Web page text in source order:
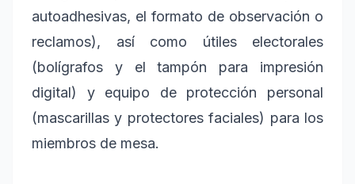
autoadhesivas, el formato de observación o
reclamos), así como útiles electorales
(bolígrafos y el tampón para impresión
digital) y equipo de protección personal
(mascarillas y protectores faciales) para los
miembros de mesa.